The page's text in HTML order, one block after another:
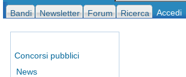
Bandi Newsletter Forum Ricerca Accedi
Concorsi pubblici
News